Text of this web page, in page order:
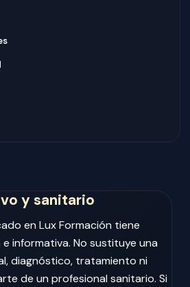
y sanitario
en Lux Formación tiene
informativa. No sustituye una
diagnóstico, tratamiento ni
de un profesional sanitario. Si